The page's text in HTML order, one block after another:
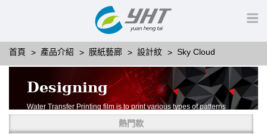
首頁 產品介紹 膜紙藝廊 設計紋 Sky Cloud
Designing
Water Transfer Printing film is to print various types of patterns
More than thousands of different patterns have been
熱門款